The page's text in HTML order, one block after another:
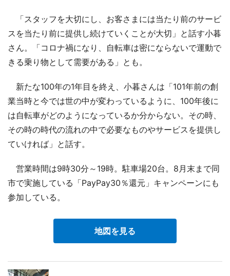
「スタッフを大切にし、お客さまには当たり前のサービ
スを当たり前に提供し続けていくことが大切」と話す小暮
さん。「コロナ禍になり、自転車は密にならないで運動で
きる乗り物として需要がある」とも。
新たな100年の1年目を終え、小暮さんは「101年前の創
業当時と今では世の中が変わっているように、100年後に
は自転車がどのようになっているか分からない。その時、
その時の時代の流れの中で必要なものやサービスを提供し
ていければ」と話す。
営業時間は9時30分～19時。駐車場20台。8月末まで同
市で実施している「PayPay30％還元」キャンペーンにも
参加している。
地図を見る